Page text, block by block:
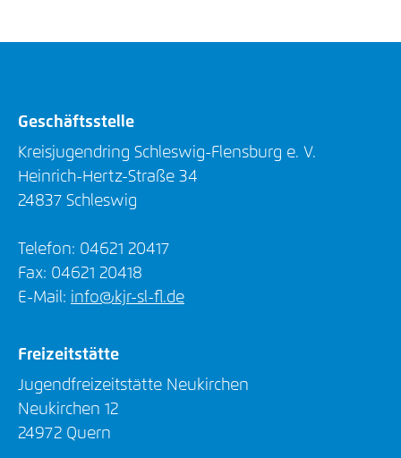
Geschäftsstelle
Kreisjugendring Schleswig-Flensburg e. V.
Heinrich-Hertz-Straße 34
24837 Schleswig
Telefon: 04621 20417
Fax: 04621 20418
E-Mail: info@kjr-sl-fl.de
Freizeitstätte
Jugendfreizeitstätte Neukirchen
Neukirchen 12
24972 Quern